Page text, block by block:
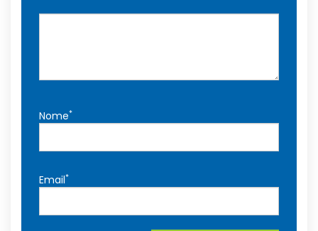
Nome*
Email*